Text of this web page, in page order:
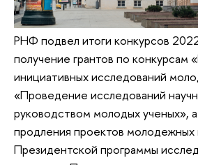
РНФ подвел итоги конкурсов
получение грантов по конкурсам
инициативных исследований
«Проведение исследований
руководством молодых ученых»,
продления проектов молодежных
Президентской программы